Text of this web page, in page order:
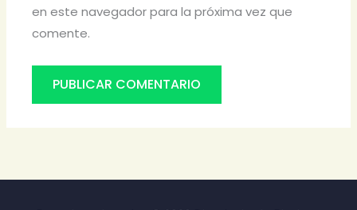
en este navegador para la próxima vez que
comente.